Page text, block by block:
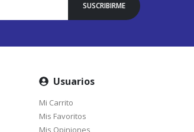
SUSCRIBIRME
Usuarios
Mi Carrito
Mis Favoritos